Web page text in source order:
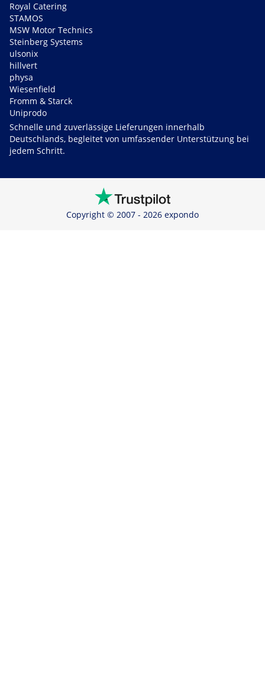
Royal Catering
STAMOS
MSW Motor Technics
Steinberg Systems
ulsonix
hillvert
physa
Wiesenfield
Fromm & Starck
Uniprodo
Schnelle und zuverlässige Lieferungen innerhalb
Deutschlands, begleitet von umfassender Unterstützung bei
jedem Schritt.
Copyright © 2007 - 2026 expondo